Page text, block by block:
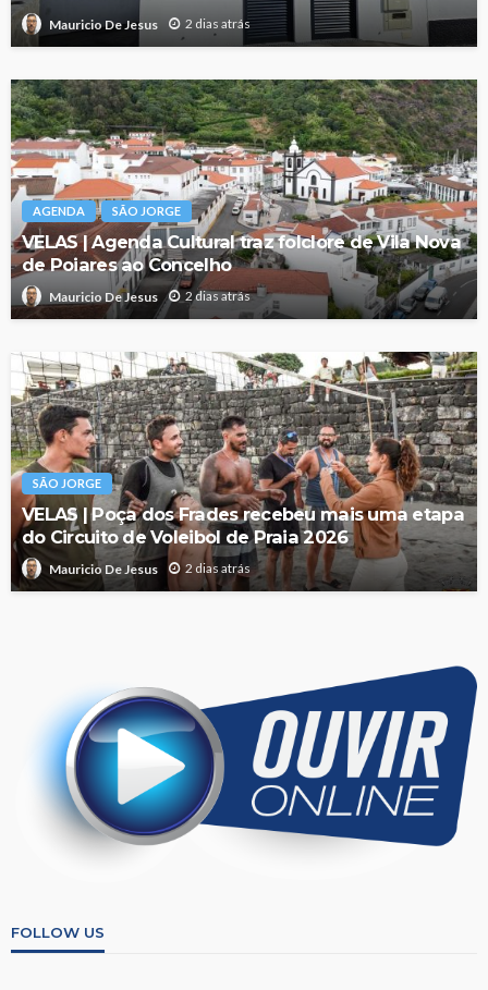
Mauricio De Jesus 2 dias atrás
AGENDA SÃO JORGE
VELAS | Agenda Cultural traz folclore de Vila Nova
de Poiares ao Concelho
Mauricio De Jesus 2 dias atrás
SÃO JORGE
VELAS | Poça dos Frades recebeu mais uma etapa
do Circuito de Voleibol de Praia 2026
Mauricio De Jesus 2 dias atrás
FOLLOW US